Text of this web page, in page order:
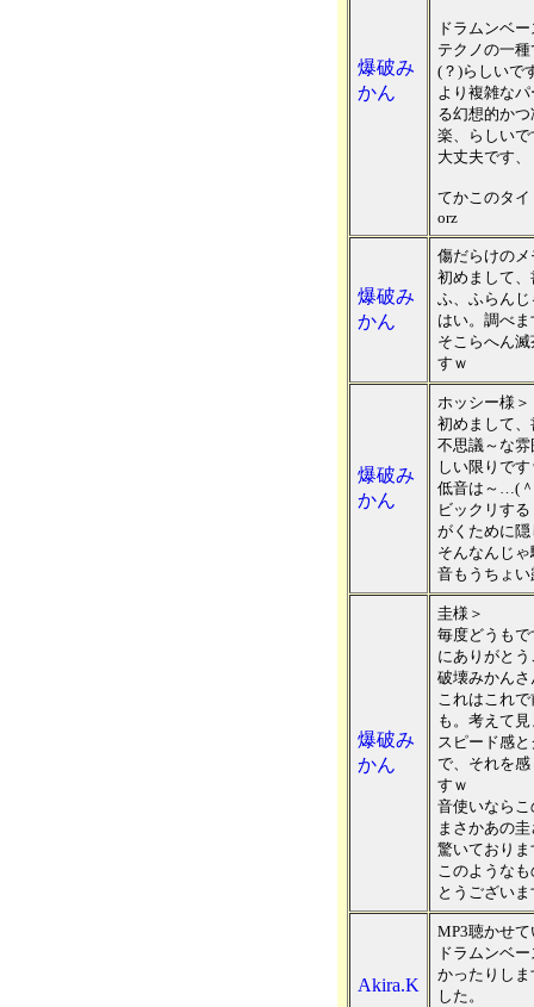
爆破み
かん
ドラムンベ
テクノの一
(？)らしいで
より複雑な
る幻想的か
楽、らしい
大丈夫です
てかこのタ
orz
爆破み
かん
傷だらけの
初めまして
ふ、ふらん
はい。調べ
そこらへん
すｗ
爆破み
かん
ホッシー様＞
初めまして
不思議～な
しい限りです
低音は～…(
ビックリす
がくために
そんなんじ
音もうちょ
爆破み
かん
圭様＞
毎度どうも
にありがと
破壊みかん
これはこれ
も。考えて
スピード感
で、それを
すｗ
音使いなら
まさかあの
驚いておりま
このような
とうござい
Akira.K
MP3聴かせ
ドラムンベ
かったりし
した。